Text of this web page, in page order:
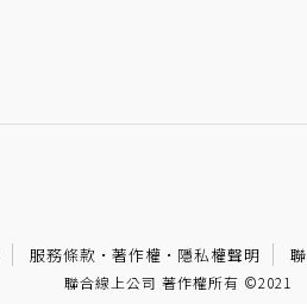
服務條款 · 著作權 · 隱私權聲明
聯合線上公司 著作權所有 ©2021